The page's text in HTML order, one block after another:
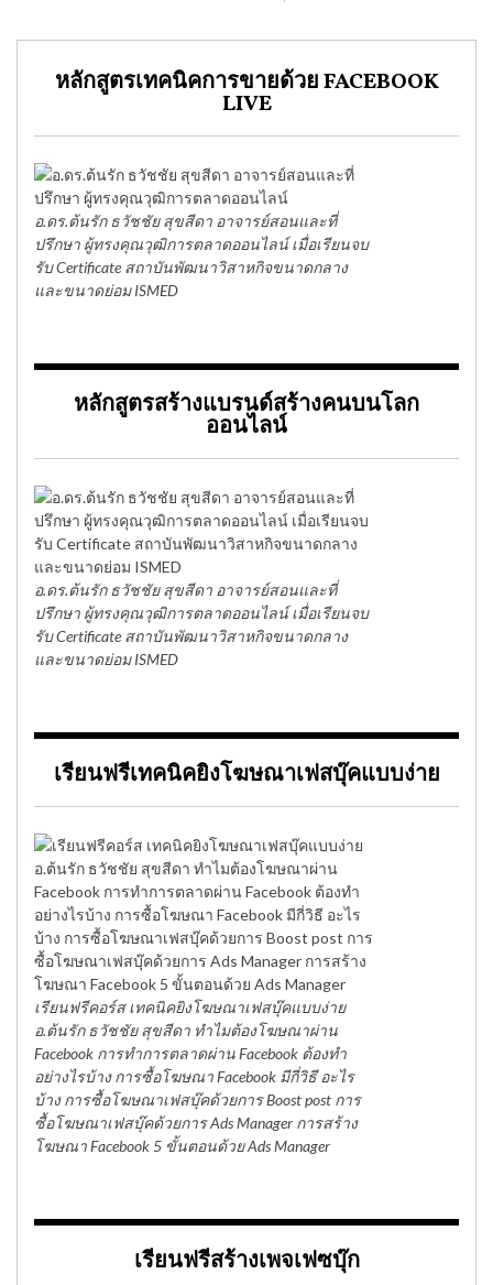
หลักสูตรเทคนิคการขายด้วย FACEBOOK
LIVE
อ.ดร.ต้นรัก ธวัชชัย สุขสีดา อาจารย์สอนและที่
ปรึกษา ผู้ทรงคุณวุฒิการตลาดออนไลน์ เมื่อเรียนจบ
รับ Certificate สถาบันพัฒนาวิสาหกิจขนาดกลาง
และขนาดย่อม ISMED
หลักสูตรสร้างแบรนด์สร้างคนบนโลก
ออนไลน์
อ.ดร.ต้นรัก ธวัชชัย สุขสีดา อาจารย์สอนและที่
ปรึกษา ผู้ทรงคุณวุฒิการตลาดออนไลน์ เมื่อเรียนจบ
รับ Certificate สถาบันพัฒนาวิสาหกิจขนาดกลาง
และขนาดย่อม ISMED
เรียนฟรีเทคนิคยิงโฆษณาเฟสบุ๊คแบบง่าย
เรียนฟรีคอร์ส เทคนิคยิงโฆษณาเฟสบุ๊คแบบง่าย
อ.ต้นรัก ธวัชชัย สุขสีดา ทำไมต้องโฆษณาผ่าน
Facebook การทำการตลาดผ่าน Facebook ต้องทำ
อย่างไรบ้าง การซื้อโฆษณา Facebook มีกี่วิธี อะไร
บ้าง การซื้อโฆษณาเฟสบุ๊คด้วยการ Boost post การ
ซื้อโฆษณาเฟสบุ๊คด้วยการ Ads Manager การสร้าง
โฆษณา Facebook 5 ขั้นตอนด้วย Ads Manager
เรียนฟรีสร้างเพจเฟซบุ๊ก